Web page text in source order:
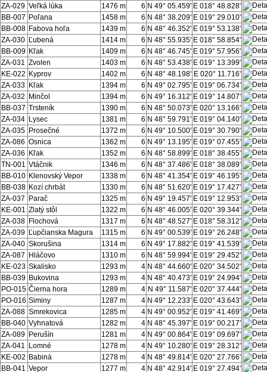
ZA-029 Veľká lúka 1476 m 6 N 49° 05.459' E 018° 48.828'
BB-007 Poľana 1458 m 6 N 48° 38.209' E 019° 29.010'
BB-008 Fabova hoľa 1439 m 6 N 48° 46.352' E 019° 53.138'
ZA-030 Ľubená 1414 m 6 N 48° 55.935' E 018° 58.854'
BB-009 Kľak 1409 m 6 N 48° 46.745' E 019° 57.956'
ZA-031 Zvolen 1403 m 6 N 48° 53.438' E 019° 13.399'
KE-022 Kyprov 1402 m 6 N 48° 48.198' E 020° 11.716'
ZA-033 Kľak 1394 m 6 N 49° 02.795' E 019° 06.734'
ZA-032
Minčol 1394 m 6 N 49° 16.312' E 019° 14.807'
BB-037 Trsteník 1390 m 6 N 48° 50.073' E 020° 13.166'
ZA-034 Lysec 1381 m 6 N 48° 59.791' E 019° 04.140'
ZA-035 Prosečné 1372 m 6 N 49° 10.500' E 019° 30.790'
ZA-086 Osnica 1362 m 6 N 49° 13.195' E 019° 07.455'
ZA-036
Kľak 1352 m 6 N 48° 58.899' E 018° 38.455'
TN-001 Vtáčnik 1346 m 6 N 48° 37.486' E 018° 38.089'
BB-010 Klenovský Vepor 1338 m 6 N 48° 41.354' E 019° 46.195'
BB-038 Kozí chrbát 1330 m 6 N 48° 51.620' E 019° 17.427'
ZA-037
Parač 1325 m 6 N 49° 19.457' E 019° 12.953'
KE-001 Zlatý stôl 1322 m 6 N 48° 46.005' E 020° 39.344'
ZA-038 Flochová 1317 m 6 N 48° 48.527' E 018° 58.312'
ZA-039 Ľupčianska Magura 1315 m 6 N 49° 00.539' E 019° 26.248'
ZA-040 Skorušina 1314 m 6 N 49° 17.882' E 019° 41.539'
ZA-087
Hláčovo 1310 m 6 N 48° 59.994' E 019° 29.452'
KE-023 Skalisko 1293 m 4 N 48° 44.660' E 020° 34.502'
BB-039 Bukovina 1293 m 4 N 48° 40.473' E 019° 24.994'
PO-015 Čierna hora 1289 m 4 N 49° 11.587' E 020° 37.444'
PO-016 Siminy 1287 m 4 N 49° 12.233' E 020° 43.643'
ZA-088 Smrekovica 1285 m 4 N 49° 00.952' E 019° 41.469'
BB-040 Vyhnatová 1282 m 4 N 48° 45.397' E 019° 00.217'
ZA-089 Perušín 1281 m 4 N 49° 00.864' E 019° 09.697'
ZA-041
Lomné 1278 m 4 N 49° 10.280' E 019° 28.312'
KE-002 Babiná 1278 m 4 N 48° 49.814' E 020° 27.766'
BB-041 Vepor 1277 m 4 N 48° 42.914' E 019° 27.494'